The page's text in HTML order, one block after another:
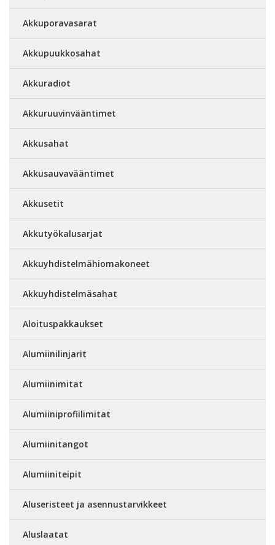
Akkuporavasarat
Akkupuukkosahat
Akkuradiot
Akkuruuvinvääntimet
Akkusahat
Akkusauvavääntimet
Akkusetit
Akkutyökalusarjat
Akkuyhdistelmähiomakoneet
Akkuyhdistelmäsahat
Aloituspakkaukset
Alumiinilinjarit
Alumiinimitat
Alumiiniprofiilimitat
Alumiinitangot
Alumiiniteipit
Aluseristeet ja asennustarvikkeet
Aluslaatat